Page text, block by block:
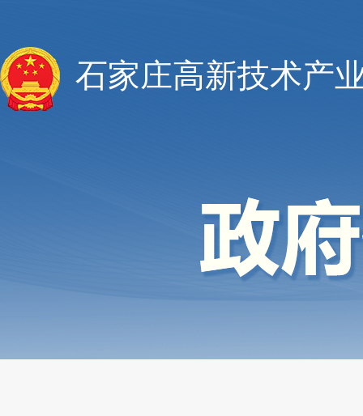
石家庄高新技术产